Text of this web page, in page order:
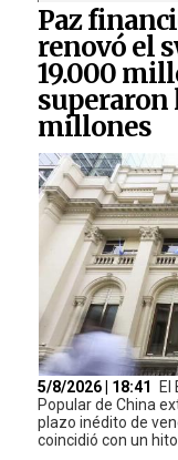
Paz
renovó el
19.000
superaron
millones
5/8/2026 | 18:41
El
Popular de China
plazo inédito de
coincidió con un